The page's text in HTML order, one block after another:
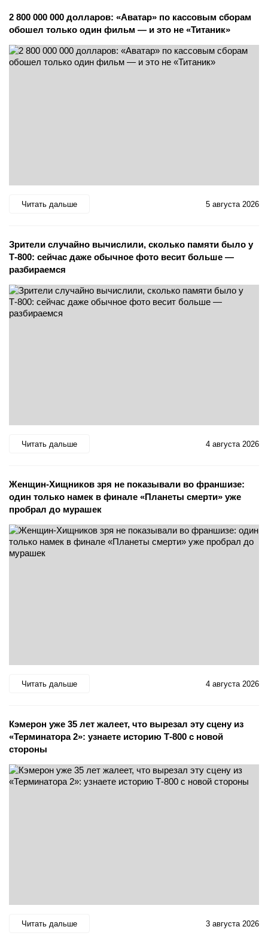
2 800 000 000 долларов: «Аватар» по кассовым сборам
обошел только один фильм — и это не «Титаник»
Читать дальше 5 августа 2026
Зрители случайно вычислили, сколько памяти было у
Т-800: сейчас даже обычное фото весит больше —
разбираемся
Читать дальше 4 августа 2026
Женщин-Хищников зря не показывали во франшизе:
один только намек в финале «Планеты смерти» уже
пробрал до мурашек
Читать дальше 4 августа 2026
Кэмерон уже 35 лет жалеет, что вырезал эту сцену из
«Терминатора 2»: узнаете историю Т-800 с новой
стороны
Читать дальше 3 августа 2026